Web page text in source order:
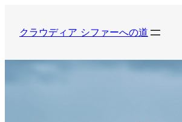
クラウディア シファーへの道